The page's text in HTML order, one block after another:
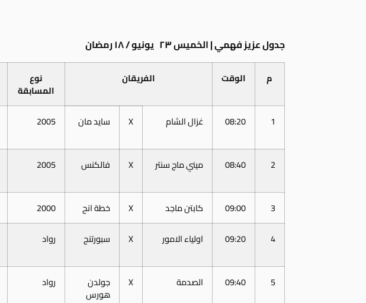
جدول عزيز فهمي | الخميس ٢٣ يونيو / ١٨ رمضان
م الوقت الفريقان نوع
المسابقة
1
08:20 غزال الشام X سايد مان 2005
2
08:40 ميني ماج سنتر X فالكنس 2005
3
09:00 كابتن ماجد X خطة انح 2000
4
09:20 اولياء الامور X سبورتنج رواد
5
09:40 الصدمة X جولدن
هورس
رواد